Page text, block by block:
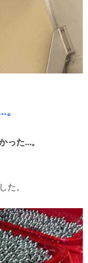
った…。
た。